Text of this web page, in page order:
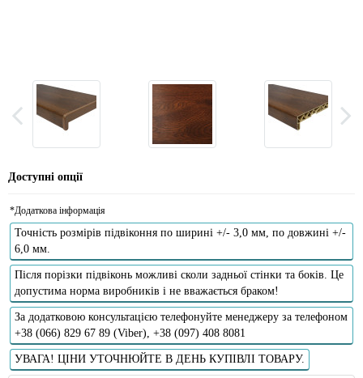
Доступні опції
*Додаткова інформація
Точність розмірів підвіконня по ширині +/- 3,0 мм, по довжині +/-
6,0 мм.
Після порізки підвіконь можливі сколи задньої стінки та боків. Це
допустима норма виробників і не вважається браком!
За додатковою консультацією телефонуйте менеджеру за телефоном
+38 (066) 829 67 89 (Viber), +38 (097) 408 8081
УВАГА! ЦІНИ УТОЧНЮЙТЕ В ДЕНЬ КУПІВЛІ ТОВАРУ.